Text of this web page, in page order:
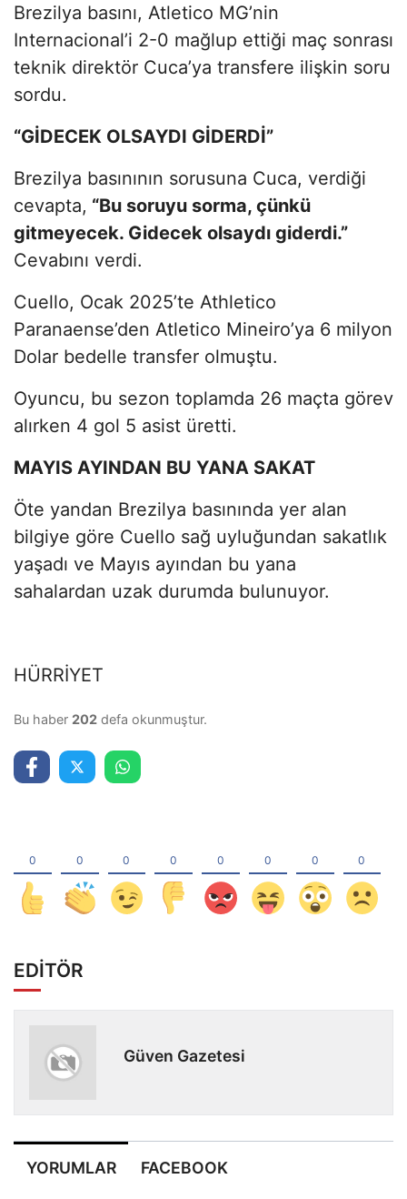
Brezilya basını, Atletico MG’nin
Internacional’i 2-0 mağlup ettiği maç sonrası
teknik direktör Cuca’ya transfere ilişkin soru
sordu.
“GİDECEK OLSAYDI GİDERDİ”
Brezilya basınının sorusuna Cuca, verdiği
cevapta, “Bu soruyu sorma, çünkü
gitmeyecek. Gidecek olsaydı giderdi.”
Cevabını verdi.
Cuello, Ocak 2025’te Athletico
Paranaense’den Atletico Mineiro’ya 6 milyon
Dolar bedelle transfer olmuştu.
Oyuncu, bu sezon toplamda 26 maçta görev
alırken 4 gol 5 asist üretti.
MAYIS AYINDAN BU YANA SAKAT
Öte yandan Brezilya basınında yer alan
bilgiye göre Cuello sağ uyluğundan sakatlık
yaşadı ve Mayıs ayından bu yana
sahalardan uzak durumda bulunuyor.
HÜRRİYET
Bu haber 202 defa okunmuştur.
EDİTÖR
Güven Gazetesi
YORUMLAR FACEBOOK